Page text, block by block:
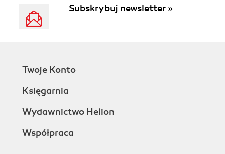
Subskrybuj newsletter »
Twoje Konto
Księgarnia
Wydawnictwo Helion
Współpraca